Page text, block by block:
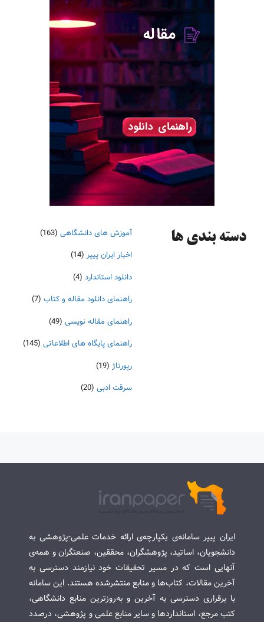
دسته‌ بندی ها آموزش های دانشگاهی (163)
اخبار ایران پیپر (14)
دانلود استاندارد (4)
راهنمای دانلود مقاله و کتاب (7)
راهنمای مقاله نویسی (49)
راهنمای پایگاه های اطلاعاتی (145)
رپورتاژ (19)
سرقت ادبی (20)
ایران پیپر سامانه‌ی یکپارچه‌ی ارائه خدمات علمی-پژوهشی به
دانشجویان، اساتید، پژوهشگران، محققین، صنعتگران و همه‌ی
آنهایی است که در مسیر تحقیقات خود نیازمند دسترسی به
آخرین مقالات، کتاب‌ها و منابع منتشرشده هستند. این سامانه
با برقراری دسترسی به آخرین و به‌روزترین منابع دانشگاهی،
کتب مرجع، استانداردها و سایر منابع علمی و پژوهشی، درصدد